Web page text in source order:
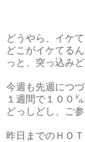
どうやら、イケ
どこがイケてるん
っと、突っ込み
今週も先週につづ
１週間で１００
どっしどし、ご参
昨日までのＨＯ